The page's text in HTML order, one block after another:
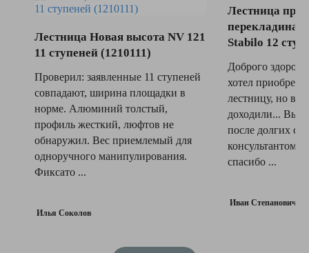
Лестница Новая высота NV 121
11 ступеней (1210111)
Проверил: заявленные 11 ступеней
совпадают, ширина площадки в
норме. Алюминий толстый,
профиль жесткий, люфтов не
обнаружил. Вес приемлемый для
одноручного манипулирования.
Фиксато ...
Илья Соколов
Лестница
Stabilo 12
Доброго
хотел
лестницу, но
доходили...
после долгих
консультантом,
спасибо ...
Иван Степанович